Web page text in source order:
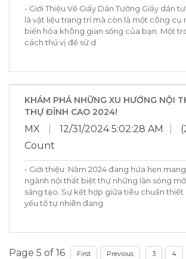
- Giới Thiệu Về Giấy Dán Tường Giấy dán
là vật liệu trang trí mà còn là một công cụ
biến hóa không gian sống của bạn. Một
cách thú vị để sử d
KHÁM PHÁ NHỮNG XU HƯỚNG NỘI
THỰ ĐỈNH CAO 2024!
MX 12/31/2024 5:02:28 AM
Count
- Giới thiệu: Năm 2024 đang hứa hẹn
ngành nội thất biệt thự những làn sóng
sáng tạo. Sự kết hợp giữa tiêu chuẩn thiết
yếu tố tự nhiên đang
Page 5 of 16 First Previous 3 4